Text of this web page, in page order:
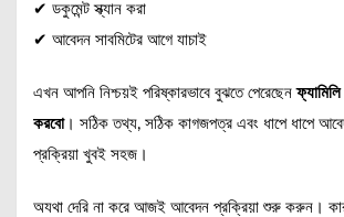
✔ ডকুমেন্ট স্ক্যান করা
✔ আবেদন সাবমিটের আগে যাচাই
এখন আপনি নিশ্চয়ই পরিষ্কারভাবে বুঝতে পেরেছেন
করবো। সঠিক তথ্য, সঠিক কাগজপত্র এবং ধাপে ধাপে
প্রক্রিয়া খুবই সহজ।
অযথা দেরি না করে আজই আবেদন প্রক্রিয়া শুরু করুন।